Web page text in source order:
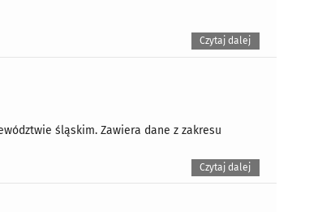
Czytaj dalej
śląskim. Zawiera dane z zakresu
Czytaj dalej